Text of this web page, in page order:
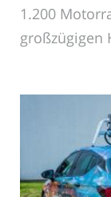
1.200
großzügigen